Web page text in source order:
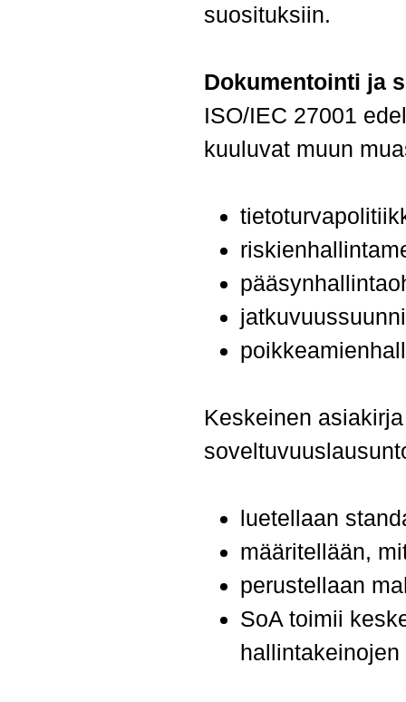
suosituksiin.
Dokumentointi ja
ISO/IEC 27001
kuuluvat muun
Keskeinen
luetellaan
määritellään,
perustellaan
SoA toimii